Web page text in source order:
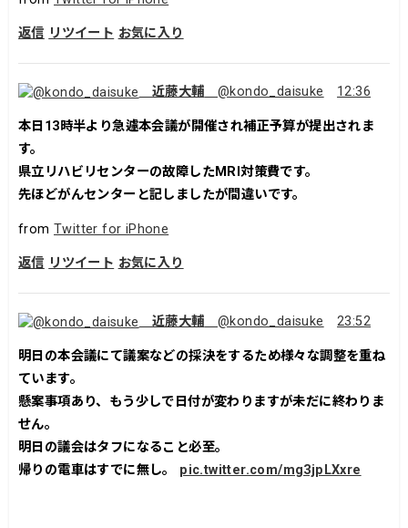
返信 リツイート お気に入り
近藤大輔 @kondo_daisuke 12:36
本日13時半より急遽本会議が開催され補正予算が提出されま
す。
県立リハビリセンターの故障したMRI対策費です。
先ほどがんセンターと記しましたが間違いです。
from Twitter for iPhone
返信 リツイート お気に入り
近藤大輔 @kondo_daisuke 23:52
明日の本会議にて議案などの採決をするため様々な調整を重ね
ています。
懸案事項あり、もう少しで日付が変わりますが未だに終わりま
せん。
明日の議会はタフになること必至。
帰りの電車はすでに無し。 pic.twitter.com/mg3jpLXxre